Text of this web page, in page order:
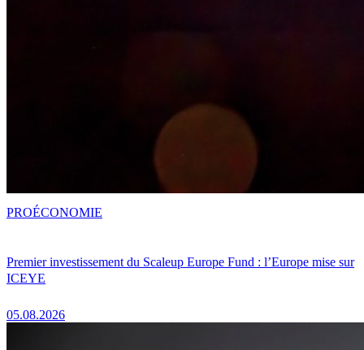
Premier investissement du Scaleup Europe Fund : l’Europe mise sur
ICEYE
05.08.2026
PROÉCONOMIE